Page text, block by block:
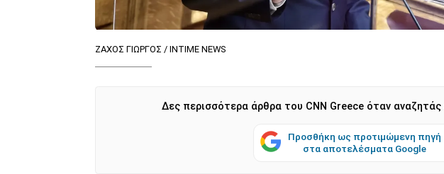
ΖΑΧΟΣ ΓΙΩΡΓΟΣ / INTIME NEWS
Δες περισσότερα άρθρα του CNN Greece όταν αναζητάς
Προσθήκη ως προτιμώμενη πηγή
στα αποτελέσματα Google